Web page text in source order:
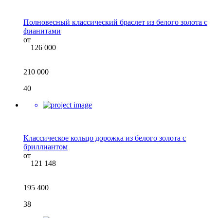
Полновесный классический браслет из белого золота с
фианитами
от
126 000
210 000
40
Классическое кольцо дорожка из белого золота с
бриллиантом
от
121 148
195 400
38